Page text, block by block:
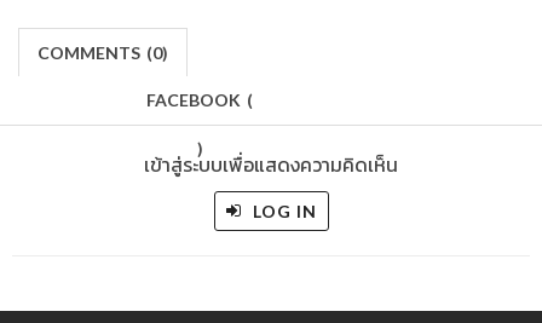
COMMENTS (0)
FACEBOOK (
)
เข้าสู่ระบบเพื่อแสดงความคิดเห็น
LOG IN